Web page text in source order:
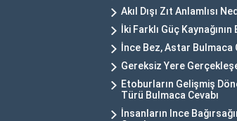
Akıl Dışı Zıt Anlamlısı
İki Farklı Güç
İnce Bez, Astar Bulmaca
Gereksiz Yere
Etoburların Gelişmiş
Türü Bulmaca Cevabı
İnsanların Ince